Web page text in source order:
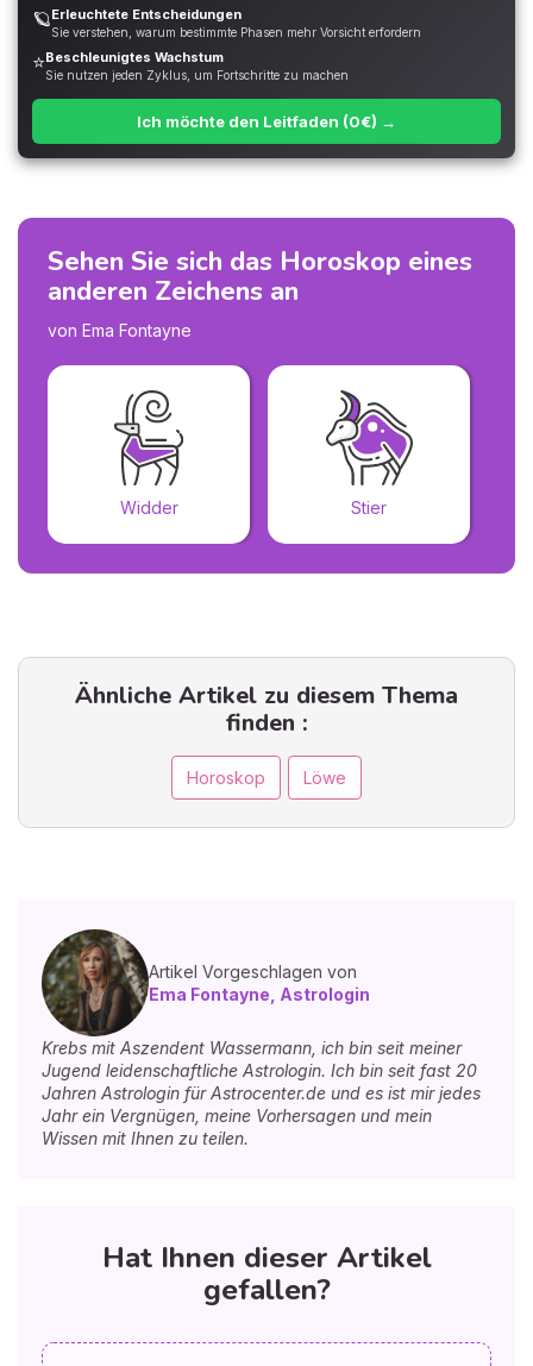
🪐Erleuchtete Entscheidungen
Sie verstehen, warum bestimmte Phasen mehr Vorsicht erfordern
⭐Beschleunigtes Wachstum
Sie nutzen jeden Zyklus, um Fortschritte zu machen
Ich möchte den Leitfaden (0€) →
Sehen Sie sich das Horoskop eines
anderen Zeichens an
von Ema Fontayne
Widder Stier
Ähnliche Artikel zu diesem Thema
finden :
Horoskop Löwe
Artikel Vorgeschlagen von
Ema Fontayne, Astrologin
Krebs mit Aszendent Wassermann, ich bin seit meiner
Jugend leidenschaftliche Astrologin. Ich bin seit fast 20
Jahren Astrologin für Astrocenter.de und es ist mir jedes
Jahr ein Vergnügen, meine Vorhersagen und mein
Wissen mit Ihnen zu teilen.
Hat Ihnen dieser Artikel
gefallen?